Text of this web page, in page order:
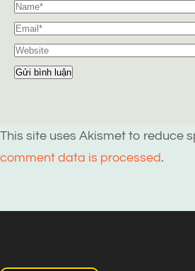
This site uses Akismet to reduce
comment data is processed.